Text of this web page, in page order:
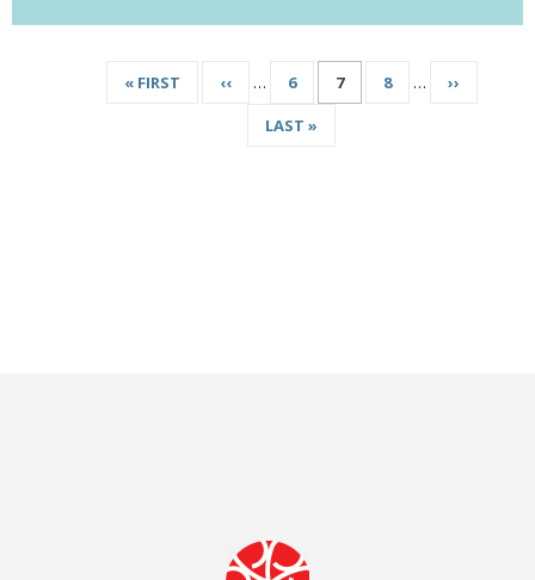
PaginationPREMIÈRE
« FIRST
PAGE
‹‹ … PAGE
6
PAGE
COURANTE
7 PAGE
8 …
PAGE
››
DERNIÈRE
LAST »